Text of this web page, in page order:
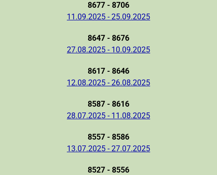
8677 - 8706
11.09.2025 - 25.09.2025
8647 - 8676
27.08.2025 - 10.09.2025
8617 - 8646
12.08.2025 - 26.08.2025
8587 - 8616
28.07.2025 - 11.08.2025
8557 - 8586
13.07.2025 - 27.07.2025
8527 - 8556